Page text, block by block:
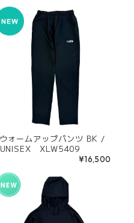
ウォームアップパンツ BK /
UNISEX XLW5409
¥16,500